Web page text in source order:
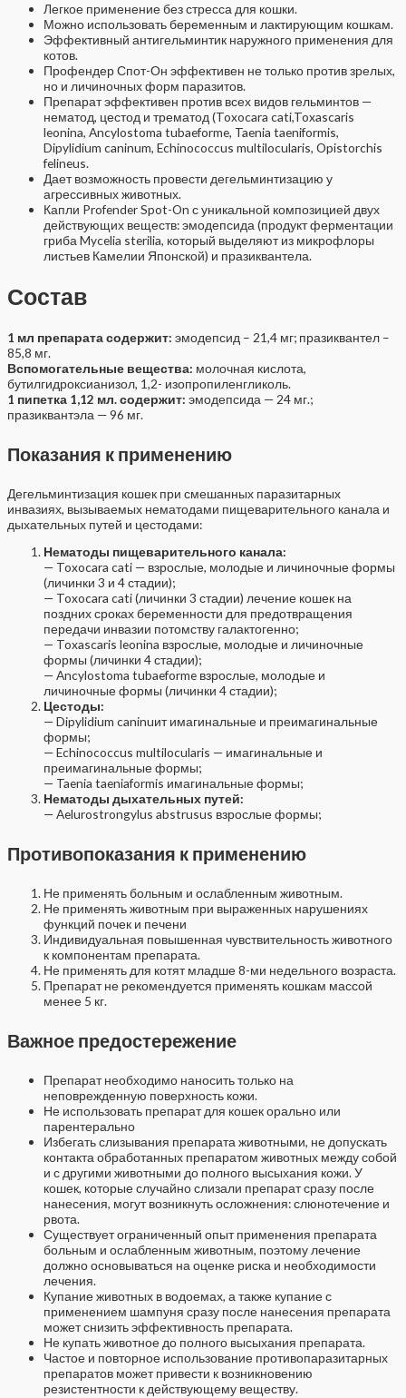
Легкое применение без стресса для кошки.
Можно использовать беременным и лактирующим кошкам.
Эффективный антигельминтик наружного применения для
котов.
Профендер Спот-Он эффективен не только против зрелых,
но и личиночных форм паразитов.
Препарат эффективен против всех видов гельминтов —
нематод, цестод и трематод (Toxocara cati,Toxascaris
leonina, Ancylostoma tubaeforme, Taenia taeniformis,
Dipylidium caninum, Echinococcus multilocularis, Opistorchis
felineus.
Дает возможность провести дегельминтизацию у
агрессивных животных.
Капли Profender Spot-On с уникальной композицией двух
действующих веществ: эмодепсида (продукт ферментации
гриба Mycelia sterilia, который выделяют из микрофлоры
листьев Камелии Японской) и празиквантела.
Состав
1 мл препарата содержит: эмодепсид – 21,4 мг; празиквантел –
85,8 мг.
Вспомогательные вещества: молочная кислота,
бутилгидроксианизол, 1,2- изопропиленгликоль.
1 пипетка 1,12 мл. содержит: эмодепсида — 24 мг.;
празиквантэла — 96 мг.
Показания к применению
Дегельминтизация кошек при смешанных паразитарных
инвазиях, вызываемых нематодами пищеварительного канала и
дыхательных путей и цестодами:
Нематоды пищеварительного канала:
— Toxocara cati — взрослые, молодые и личиночные формы
(личинки 3 и 4 стадии);
— Toxocara cati (личинки 3 стадии) лечение кошек на
поздних сроках беременности для предотвращения
передачи инвазии потомству галактогенно;
— Toxascaris leonina взрослые, молодые и личиночные
формы (личинки 4 стадии);
— Ancylostoma tubaeforme взрослые, молодые и
личиночные формы (личинки 4 стадии);
Цестоды:
— Dipylidium caninuит имагинальные и преимагинальные
формы;
— Echinococcus multilocularis — имагинальные и
преимагинальные формы;
— Taenia taeniaformis имагинальные формы;
Нематоды дыхательных путей:
— Aelurostrongylus abstrusus взрослые формы;
Противопоказания к применению
Не применять больным и ослабленным животным.
Не применять животным при выраженных нарушениях
функций почек и печени
Индивидуальная повышенная чувствительность животного
к компонентам препарата.
Не применять для котят младше 8-ми недельного возраста.
Препарат не рекомендуется применять кошкам массой
менее 5 кг.
Важное предостережение
Препарат необходимо наносить только на
неповрежденную поверхность кожи.
Не использовать препарат для кошек орально или
парентерально
Избегать слизывания препарата животными, не допускать
контакта обработанных препаратом животных между собой
и с другими животными до полного высыхания кожи. У
кошек, которые случайно слизали препарат сразу после
нанесения, могут возникнуть осложнения: слюнотечение и
рвота.
Существует ограниченный опыт применения препарата
больным и ослабленным животным, поэтому лечение
должно основываться на оценке риска и необходимости
лечения.
Купание животных в водоемах, а также купание с
применением шампуня сразу после нанесения препарата
может снизить эффективность препарата.
Не купать животное до полного высыхания препарата.
Частое и повторное использование противопаразитарных
препаратов может привести к возникновению
резистентности к действующему веществу.